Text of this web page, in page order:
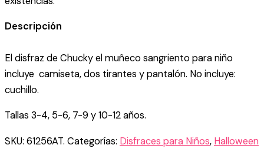
Descripción
El disfraz de Chucky el muñeco sangriento para niño
incluye camiseta, dos tirantes y pantalón. No incluye:
cuchillo.
Tallas 3-4, 5-6, 7-9 y 10-12 años.
SKU: 61256AT. Categorías: Disfraces para Niños, Halloween